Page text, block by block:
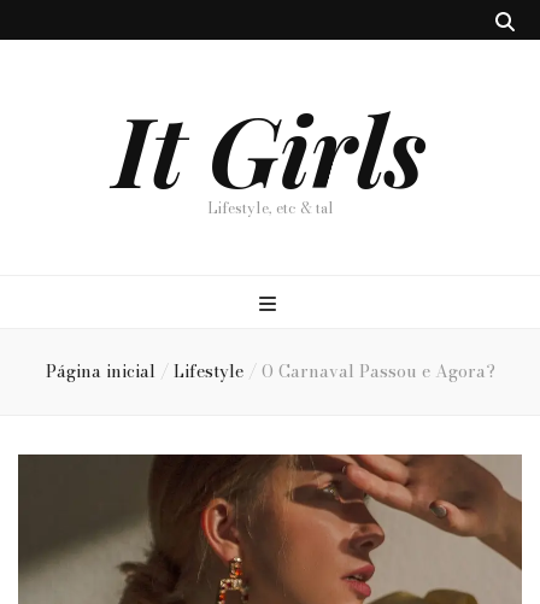
It Girls
Lifestyle, etc & tal
Página inicial / Lifestyle / O Carnaval Passou e Agora?